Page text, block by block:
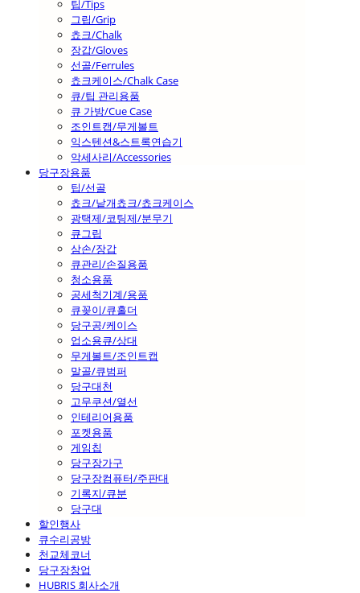
팁/Tips
그립/Grip
쵸크/Chalk
장갑/Gloves
선골/Ferrules
쵸크케이스/Chalk Case
큐/팁 관리용품
큐 가방/Cue Case
조인트캡/무게볼트
익스텐션&스트록연습기
악세사리/Accessories
당구장용품
팁/선골
쵸크/낱개쵸크/쵸크케이스
광택제/코팅제/분무기
큐그립
삼손/장갑
큐관리/손질용품
청소용품
공세척기계/용품
큐꽂이/큐홀더
당구공/케이스
업소용큐/상대
무게볼트/조인트캡
말골/큐범퍼
당구대천
고무쿠션/열선
인테리어용품
포켓용품
게임칩
당구장가구
당구장컴퓨터/주판대
기록지/큐분
당구대
할인행사
큐수리공방
천교체코너
당구장창업
HUBRIS 회사소개